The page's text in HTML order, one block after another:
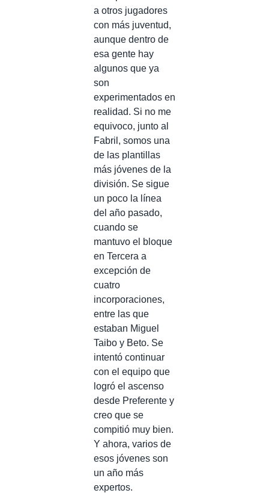
a otros jugadores
con más juventud,
aunque dentro de
esa gente hay
algunos que ya
son
experimentados en
realidad. Si no me
equivoco, junto al
Fabril, somos una
de las plantillas
más jóvenes de la
división. Se sigue
un poco la línea
del año pasado,
cuando se
mantuvo el bloque
en Tercera a
excepción de
cuatro
incorporaciones,
entre las que
estaban Miguel
Taibo y Beto. Se
intentó continuar
con el equipo que
logró el ascenso
desde Preferente y
creo que se
compitió muy bien.
Y ahora, varios de
esos jóvenes son
un año más
expertos.